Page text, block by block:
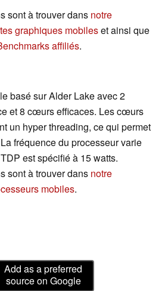
sont à trouver dans notre
graphiques mobileset ainsi que
affiliés.
basé sur Alder Lake avec 2
et 8 cœurs efficaces. Les cœurs
un hyper threading, ce qui permet
fréquence du processeur varie
est spécifié à 15 watts.
sont à trouver dans notre
mobiles.
Add as a preferred
source on Google